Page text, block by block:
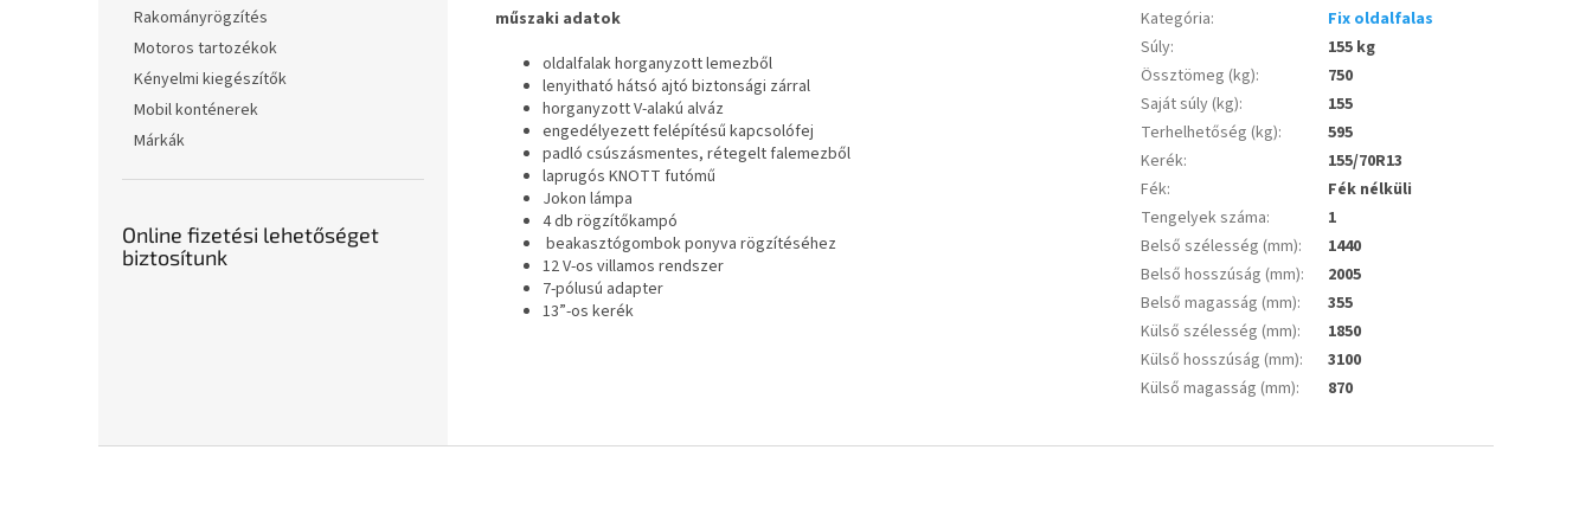
Rakományrögzítés
Motoros tartozékok
Kényelmi kiegészítők
Mobil konténerek
Márkák
Online fizetési lehetőséget
biztosítunk
műszaki adatok
oldalfalak horganyzott lemezből
lenyitható hátsó ajtó biztonsági zárral
horganyzott V-alakú alváz
engedélyezett felépítésű kapcsolófej
padló csúszásmentes, rétegelt falemezből
laprugós KNOTT futómű
Jokon lámpa
4 db rögzítőkampó
beakasztógombok ponyva rögzítéséhez
12 V-os villamos rendszer
7-pólusú adapter
13”-os kerék
Kategória:
Fix oldalfalas
Súly:
155 kg
Össztömeg (kg):
750
Saját súly (kg):
155
Terhelhetőség (kg):
595
Kerék:
155/70R13
Fék:
Fék nélküli
Tengelyek száma:
1
Belső szélesség (mm):
1440
Belső hosszúság (mm):
2005
Belső magasság (mm):
355
Külső szélesség (mm):
1850
Külső hosszúság (mm):
3100
Külső magasság (mm): 870